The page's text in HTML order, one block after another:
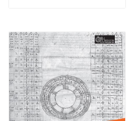
Adaugă în coș Wishlist